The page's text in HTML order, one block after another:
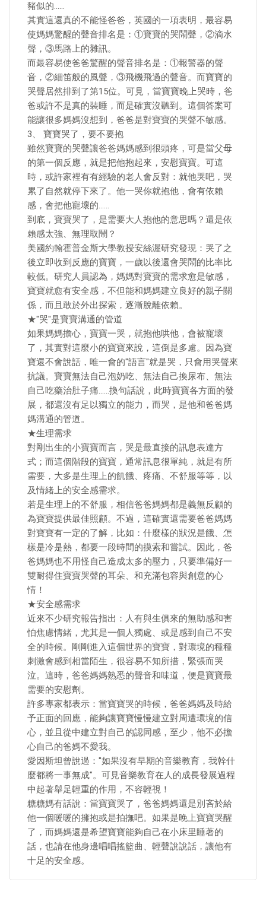
豬似的……
其實這還真的不能怪爸爸，英國的一項表明，最容易
使媽媽驚醒的聲音排名是：①寶寶的哭鬧聲，②滴水
聲，③馬路上的雜訊。
而最容易使爸爸驚醒的聲音排名是：①報警器的聲
音，②細笛般的風聲，③飛機飛過的聲音。而寶寶的
哭聲居然排到了第15位。可見，當寶寶晚上哭時，爸
爸或許不是真的裝睡，而是確實沒聽到。這個答案可
能讓很多媽媽沒想到，爸爸是對寶寶的哭聲不敏感。
3、 寶寶哭了，要不要抱
雖然寶寶的哭聲讓爸爸媽媽感到很頭疼，可是當父母
的第一個反應，就是把他抱起來，安慰寶寶。可這
時，或許家裡有有經驗的老人會反對：就他哭吧，哭
累了自然就停下來了。他一哭你就抱他，會有依賴
感，會把他寵壞的……
到底，寶寶哭了，是需要大人抱他的意思嗎？還是依
賴感太強、無理取鬧？
美國約翰霍普金斯大學教授安絲渥研究發現：哭了之
後立即收到反應的寶寶，一歲以後還會哭鬧的比率比
較低。研究人員認為，媽媽對寶寶的需求愈是敏感，
寶寶就愈有安全感，不但能和媽媽建立良好的親子關
係，而且敢於外出探索，逐漸脫離依賴。
★"哭"是寶寶溝通的管道
如果媽媽擔心，寶寶一哭，就抱他哄他，會被寵壞
了，其實對這麼小的寶寶來說，這倒是多慮。因為寶
寶還不會說話，唯一會的"語言"就是哭，只會用哭聲來
抗議。寶寶無法自己泡奶吃、無法自己換尿布、無法
自己吃藥治肚子痛……換句話說，此時寶寶各方面的發
展，都還沒有足以獨立的能力，而哭，是他和爸爸媽
媽溝通的管道。
★生理需求
對剛出生的小寶寶而言，哭是最直接的訊息表達方
式；而這個階段的寶寶，通常訊息很單純，就是有所
需要，大多是生理上的飢餓、疼痛、不舒服等等，以
及情緒上的安全感需求。
若是生理上的不舒服，相信爸爸媽媽都是義無反顧的
為寶寶提供最佳照顧。不過，這確實還需要爸爸媽媽
對寶寶有一定的了解，比如：什麼樣的狀況是餓、怎
樣是冷是熱，都要一段時間的摸索和嘗試。因此，爸
爸媽媽也不用怪自己造成太多的壓力，只要準備好一
雙耐得住寶寶哭聲的耳朵、和充滿包容與創意的心
情！
★安全感需求
近來不少研究報告指出：人有與生俱來的無助感和害
怕焦慮情緒，尤其是一個人獨處、或是感到自己不安
全的時候。剛剛進入這個世界的寶寶，對環境的種種
刺激會感到相當陌生，很容易不知所措，緊張而哭
泣。這時，爸爸媽媽熟悉的聲音和味道，便是寶寶最
需要的安慰劑。
許多專家都表示：當寶寶哭的時候，爸爸媽媽及時給
予正面的回應，能夠讓寶寶慢慢建立對周遭環境的信
心，並且從中建立對自己的認同感，至少，他不必擔
心自己的爸媽不愛我。
愛因斯坦曾說過："如果沒有早期的音樂教育，我幹什
麼都將一事無成"。可見音樂教育在人的成長發展過程
中起著舉足輕重的作用，不容輕視！
糖糖媽有話說：當寶寶哭了，爸爸媽媽還是別吝於給
他一個暖暖的擁抱或是拍撫吧。如果是晚上寶寶哭醒
了，而媽媽還是希望寶寶能夠自己在小床里睡著的
話，也請在他身邊唱唱搖籃曲、輕聲說說話，讓他有
十足的安全感。